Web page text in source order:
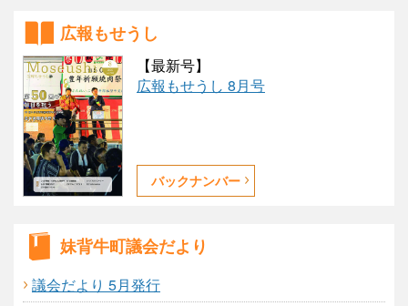
広報もせうし
【最新号】
広報もせうし 8月号
バックナンバー
妹背牛町議会だより
議会だより 5月発行